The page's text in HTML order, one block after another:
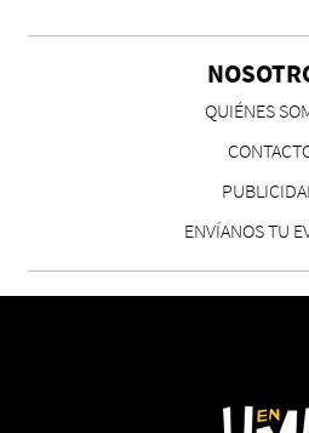
QUIÉNES
ENVÍANOS TU